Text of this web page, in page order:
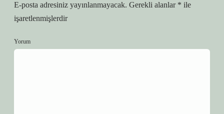
E-posta adresiniz yayınlanmayacak. Gerekli alanlar * ile
işaretlenmişlerdir
Yorum